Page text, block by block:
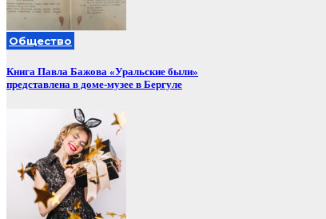
Общество
Книга Павла Бажова «Уральские были»
представлена в доме-музее в Бергуле